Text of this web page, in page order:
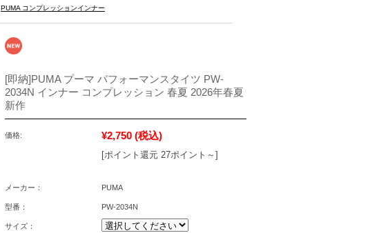
PUMA コンプレッションインナー
[即納]PUMA プーマ パフォーマンスタイツ PW-
2034N インナー コンプレッション 春夏 2026年春夏
新作
価格: ¥2,750 (税込)
[ポイント還元 27ポイント～]
メーカー： PUMA
型番： PW-2034N
サイズ：